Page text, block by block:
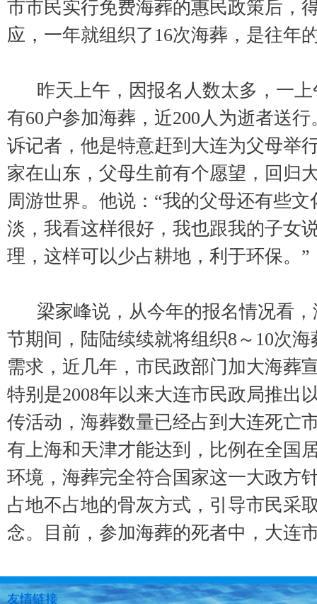
市市民实行免费海葬的惠民政策后，
应，一年就组织了16次海葬，是往年
昨天上午，因报名人数太多，一上
有60户参加海葬，近200人为逝者送
诉记者，他是特意赶到大连为父母举
家在山东，父母生前有个愿望，回归
周游世界。他说：“我的父母还有些
淡，我看这样很好，我也跟我的子女
理，这样可以少占耕地，利于环保。”
梁家峰说，从今年的报名情况看，
节期间，陆陆续续就将组织8～10次
需求，近几年，市民政部门加大海葬
特别是2008年以来大连市民政局推出
传活动，海葬数量已经占到大连死亡
有上海和天津才能达到，比例在全国
环境，海葬完全符合国家这一大政方
占地不占地的骨灰方式，引导市民采
念。目前，参加海葬的死者中，大连
友情链接